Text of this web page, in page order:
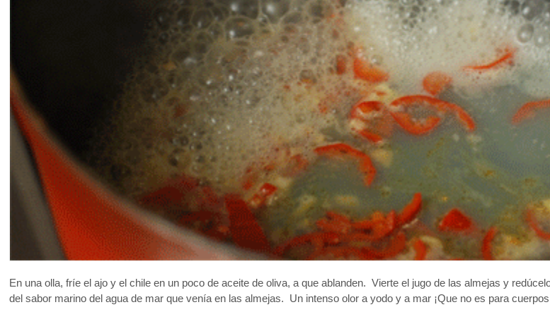
En una olla, fríe el ajo y el chile en un poco de aceite de oliva, a que ablanden. Vierte el jugo de las almejas y
del sabor marino del agua de mar que venía en las almejas. Un intenso olor a yodo y a mar ¡Que no es para